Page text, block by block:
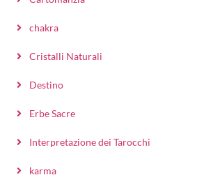
chakra
Cristalli Naturali
Destino
Erbe Sacre
Interpretazione dei Tarocchi
karma